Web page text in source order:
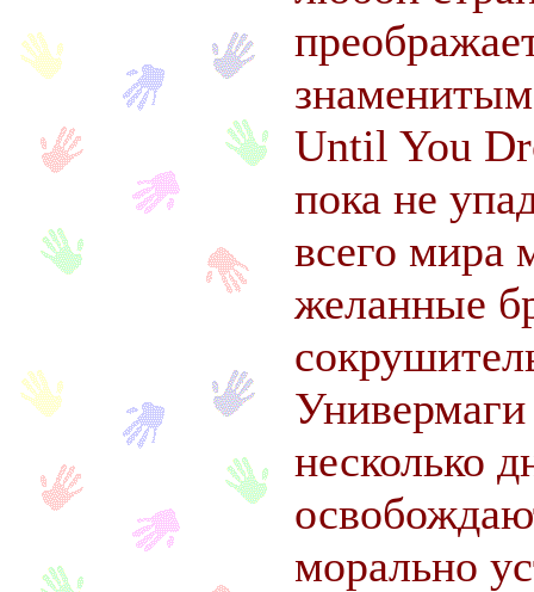
Until You
пока не
всего мира
желанные
несколько
морально